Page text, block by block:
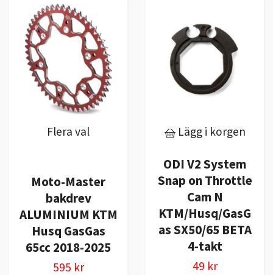
Flera val
Moto-Master
bakdrev
ALUMINIUM KTM
Husq GasGas
65cc 2018-2025
595 kr
Lägg i korgen
ODI V2 System
Snap on Throttle
Cam N
KTM/Husq/GasG
as SX50/65 BETA
4-takt
49 kr